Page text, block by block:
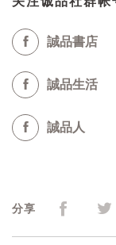
分享
誠品書店
誠品生活
誠品人